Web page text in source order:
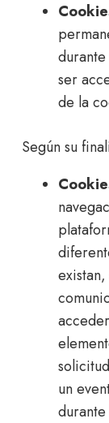
ser
de la
Según su
un